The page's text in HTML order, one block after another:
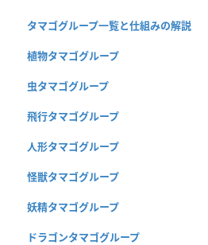
タマゴグループ一覧と仕組みの解説
植物タマゴグループ
虫タマゴグループ
飛行タマゴグループ
人形タマゴグループ
怪獣タマゴグループ
妖精タマゴグループ
ドラゴンタマゴグループ